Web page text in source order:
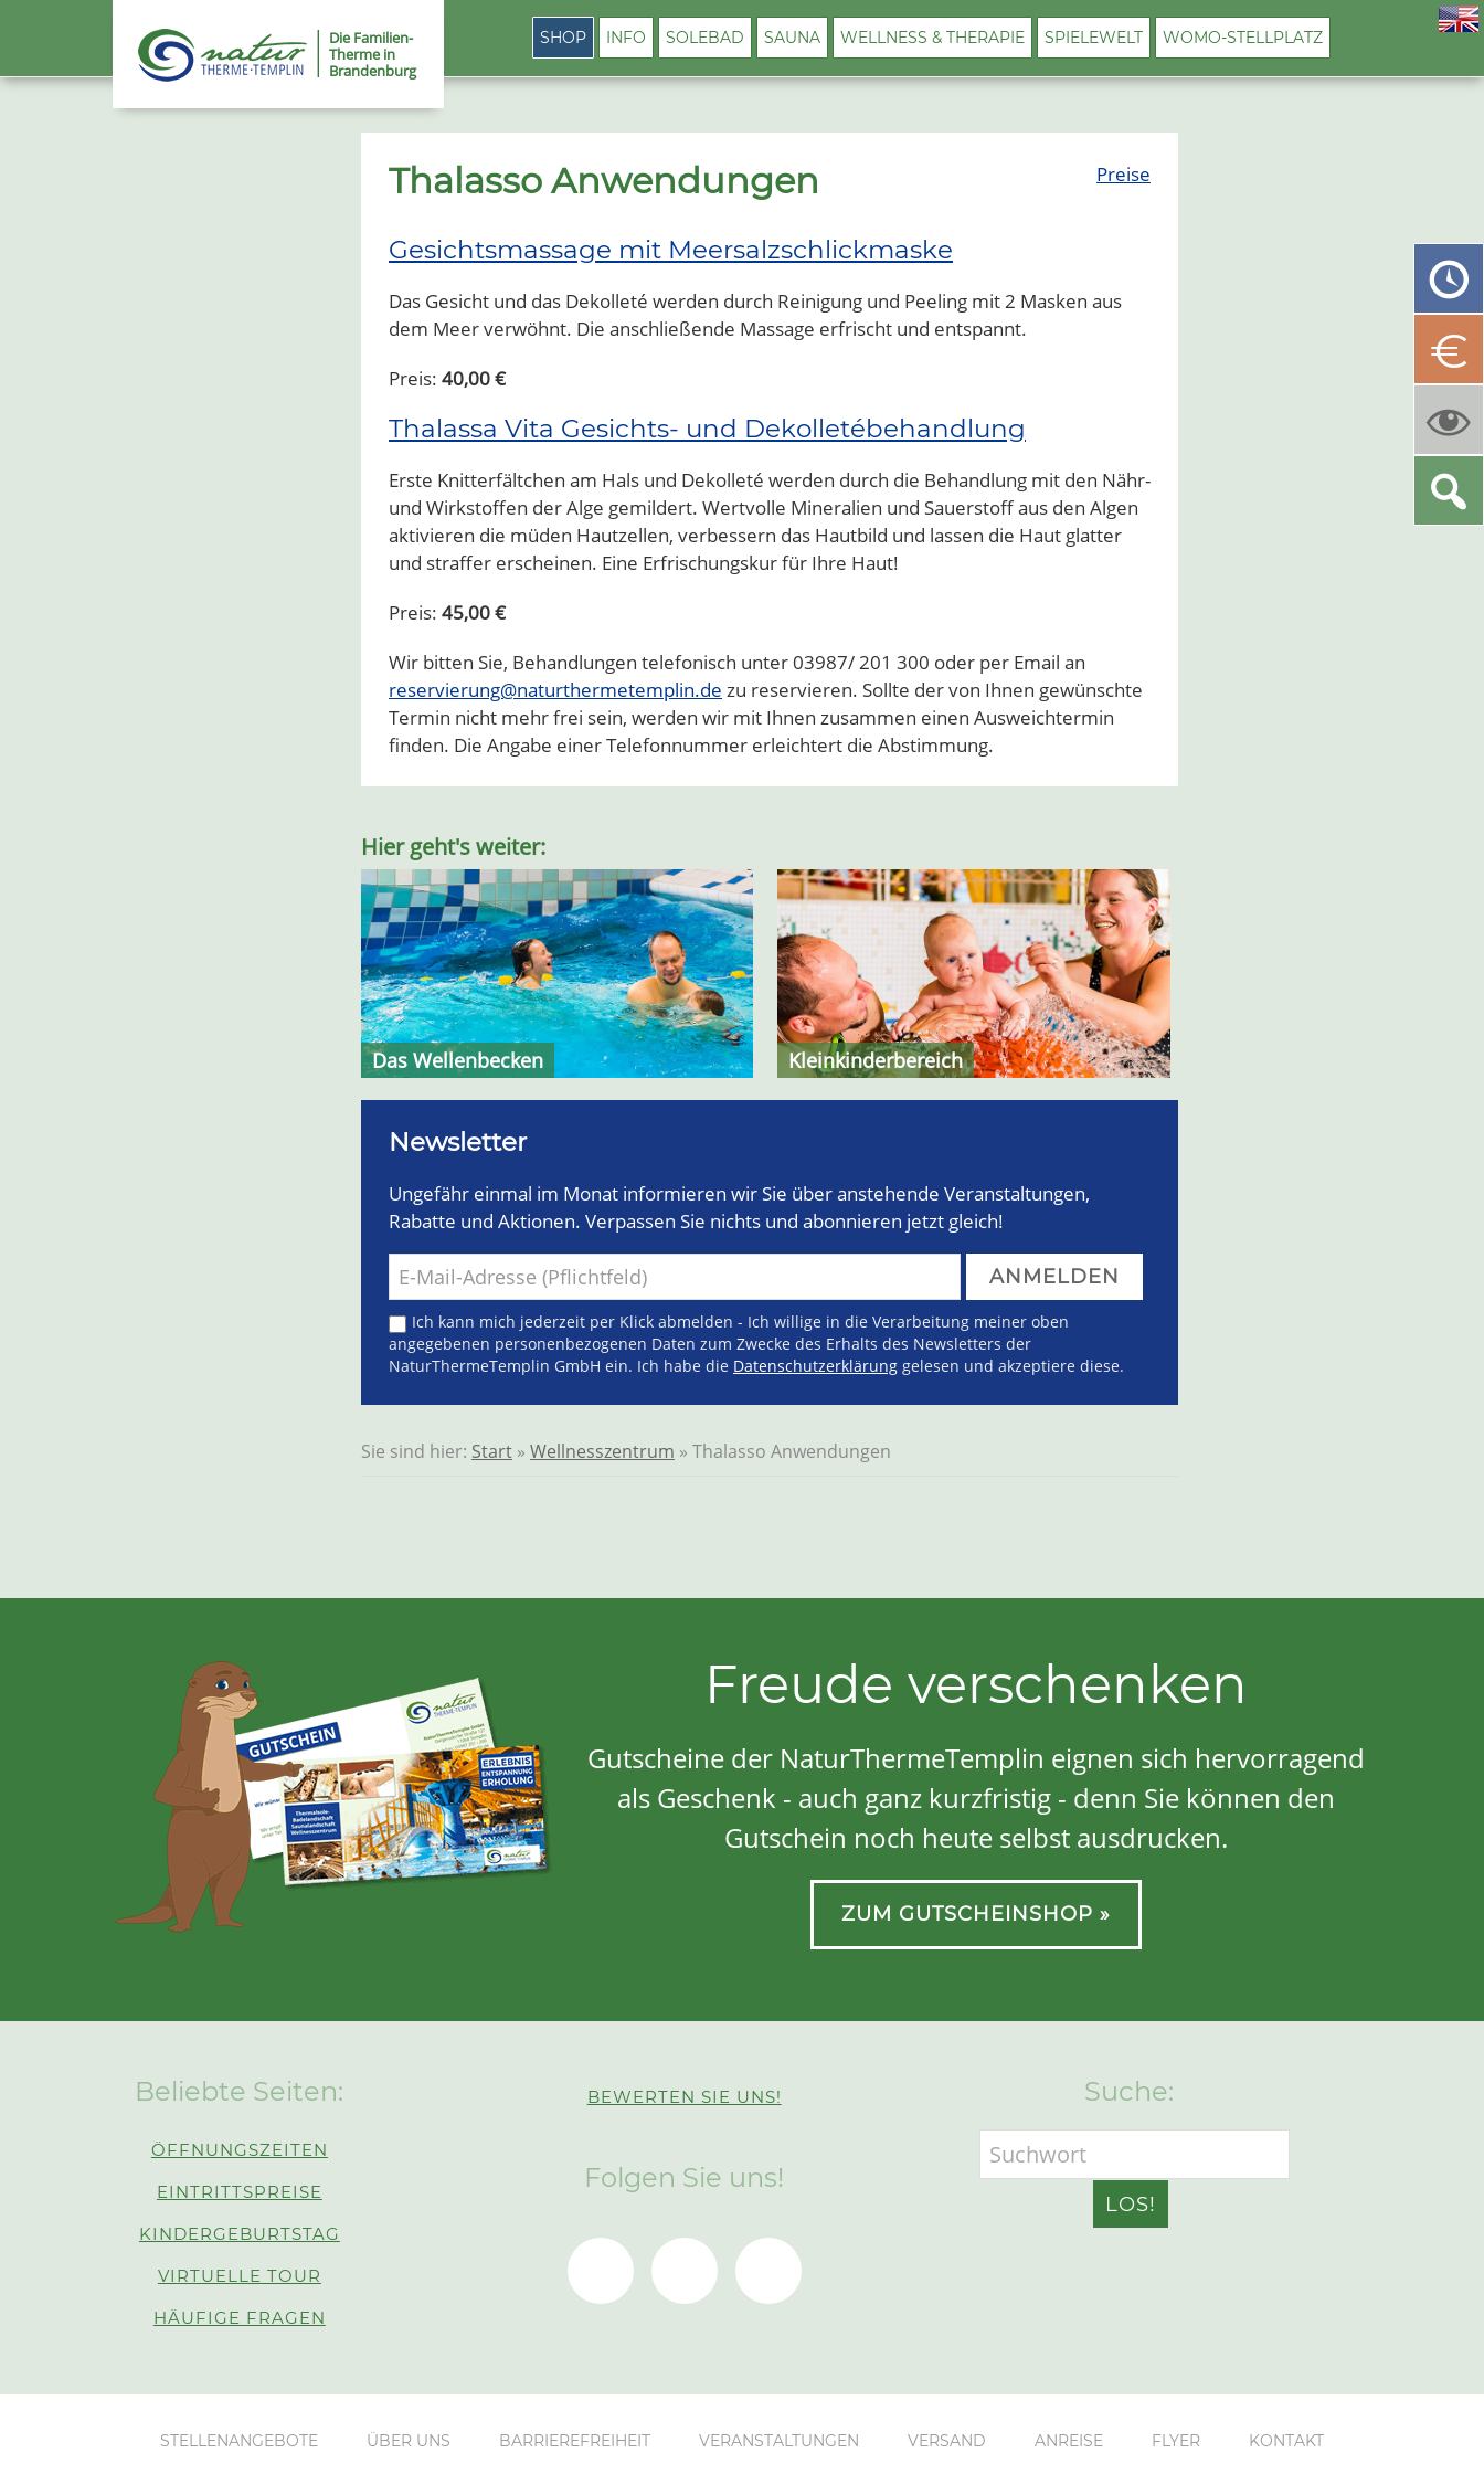
Die Familien-
Therme in
Brandenburg
SHOP INFO SOLEBAD SAUNA WELLNESS & THERAPIE SPIELEWELT WOMO-STELLPLATZ
Preise
Thalasso Anwendungen
Gesichtsmassage mit Meersalzschlickmaske
Das Gesicht und das Dekolleté werden durch Reinigung und Peeling mit 2 Masken aus
dem Meer verwöhnt. Die anschließende Massage erfrischt und entspannt.
Preis: 40,00 €
Thalassa Vita Gesichts- und Dekolletébehandlung
Erste Knitterfältchen am Hals und Dekolleté werden durch die Behandlung mit den Nähr-
und Wirkstoffen der Alge gemildert. Wertvolle Mineralien und Sauerstoff aus den Algen
aktivieren die müden Hautzellen, verbessern das Hautbild und lassen die Haut glatter
und straffer erscheinen. Eine Erfrischungskur für Ihre Haut!
Preis: 45,00 €
Wir bitten Sie, Behandlungen telefonisch unter 03987/ 201 300 oder per Email an
reservierung@naturthermetemplin.de zu reservieren. Sollte der von Ihnen gewünschte
Termin nicht mehr frei sein, werden wir mit Ihnen zusammen einen Ausweichtermin
finden. Die Angabe einer Telefonnummer erleichtert die Abstimmung.
Hier geht's weiter:
Das Wellenbecken Kleinkinderbereich
Newsletter
Ungefähr einmal im Monat informieren wir Sie über anstehende Veranstaltungen,
Rabatte und Aktionen. Verpassen Sie nichts und abonnieren jetzt gleich!
Ich kann mich jederzeit per Klick abmelden - Ich willige in die Verarbeitung meiner oben
angegebenen personenbezogenen Daten zum Zwecke des Erhalts des Newsletters der
NaturThermeTemplin GmbH ein. Ich habe die Datenschutzerklärung gelesen und akzeptiere diese.
Sie sind hier: Start » Wellnesszentrum » Thalasso Anwendungen
Freude verschenken
Gutscheine der NaturThermeTemplin eignen sich hervorragend
als Geschenk - auch ganz kurzfristig - denn Sie können den
Gutschein noch heute selbst ausdrucken.
ZUM GUTSCHEINSHOP »
Beliebte Seiten:
ÖFFNUNGSZEITEN
EINTRITTSPREISE
KINDERGEBURTSTAG
VIRTUELLE TOUR
HÄUFIGE FRAGEN
BEWERTEN SIE UNS!
Folgen Sie uns!
Suche:
STELLENANGEBOTE ÜBER UNS BARRIEREFREIHEIT VERANSTALTUNGEN VERSAND ANREISE FLYER KONTAKT